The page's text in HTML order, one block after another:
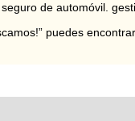
de automóvil.
puedes